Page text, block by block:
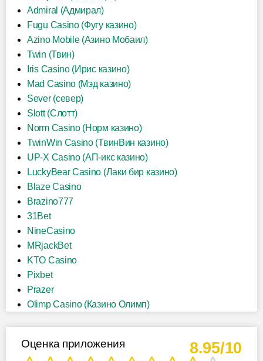
Admiral (Адмирал)
Fugu Casino (Фугу казино)
Azino Mobile (Азино Мобаил)
Twin (Твин)
Iris Casino (Ирис казино)
Mad Casino (Мэд казино)
Sever (север)
Slott (Слотт)
Norm Casino (Норм казино)
TwinWin Casino (ТвинВин казино)
UP-X Casino (АП-икс казино)
LuckyBear Casino (Лаки бир казино)
Blaze Casino
Brazino777
31Bet
NineCasino
MRjackBet
KTO Casino
Pixbet
Prazer
Olimp Casino (Казино Олимп)
8.95/10
Оценка приложения